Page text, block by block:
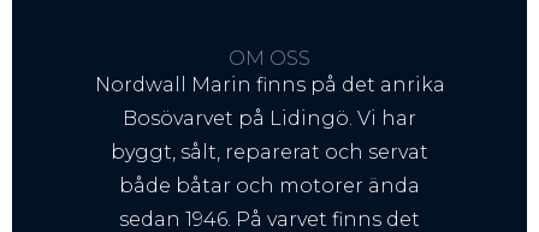
OM OSS
Nordwall Marin finns på det anrika
Bosövarvet på Lidingö. Vi har
byggt, sålt, reparerat och servat
både båtar och motorer ända
sedan 1946. På varvet finns det